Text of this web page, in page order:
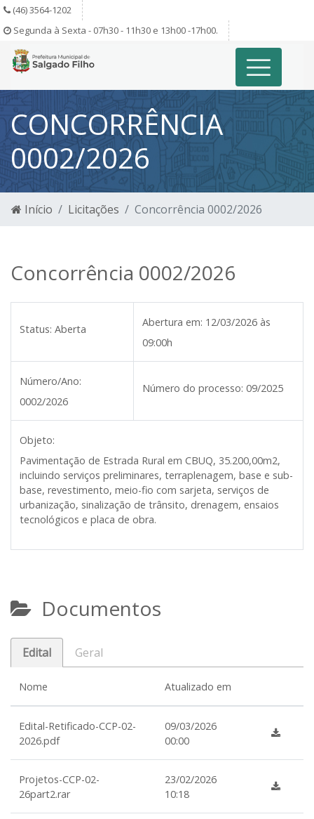
(46) 3564-1202
Segunda à Sexta - 07h30 - 11h30 e 13h00 -17h00.
CONCORRÊNCIA
0002/2026
Início Licitações Concorrência 0002/2026
Concorrência 0002/2026
Status: Aberta
Abertura em: 12/03/2026 às
09:00h
Número/Ano:
0002/2026
Número do processo: 09/2025
Objeto:
Pavimentação de Estrada Rural em CBUQ, 35.200,00m2,
incluindo serviços preliminares, terraplenagem, base e sub-
base, revestimento, meio-fio com sarjeta, serviços de
urbanização, sinalização de trânsito, drenagem, ensaios
tecnológicos e placa de obra.
Documentos
Edital Geral
Nome Atualizado em
Edital-Retificado-CCP-02-
2026.pdf
09/03/2026
00:00
Projetos-CCP-02-
26part2.rar
23/02/2026
10:18